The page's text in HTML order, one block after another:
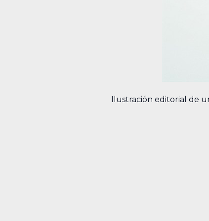
Ilustración editorial de